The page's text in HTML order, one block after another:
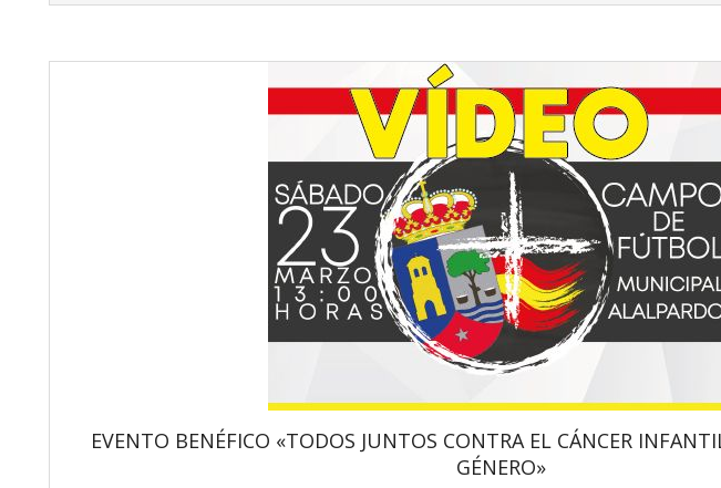
EVENTO BENÉFICO «TODOS JUNTOS CONTRA EL CÁNCER
GÉNERO»